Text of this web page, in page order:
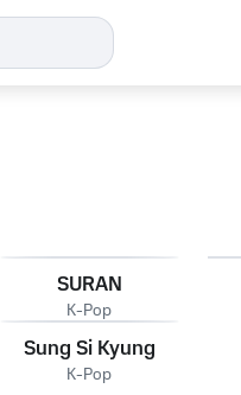
SURAN
K-Pop
Sung Si Kyung
K-Pop